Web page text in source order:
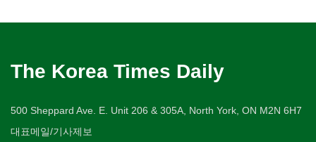
The Korea Times Daily
500 Sheppard Ave. E. Unit 206 & 305A, North York, ON M2N 6H7
대표메일/기사제보